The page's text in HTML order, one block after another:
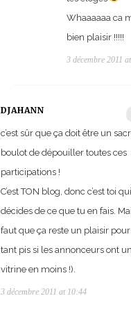
Whaaaaaa ca
bien plaisir !!!!!
3 décembre 2011
DJAHANN
c’est sûr que ça doit être un
boulot de dépouiller toutes ces
participations !
C’est TON blog, donc c’est toi qui
décides de ce que tu en fais.
faut que ça reste un plaisir pour
tant pis si les annonceurs ont
vitrine en moins !).
3 décembre 2011 at 10:44